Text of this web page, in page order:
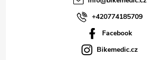
+420774185709
Facebook
Bikemedic.cz